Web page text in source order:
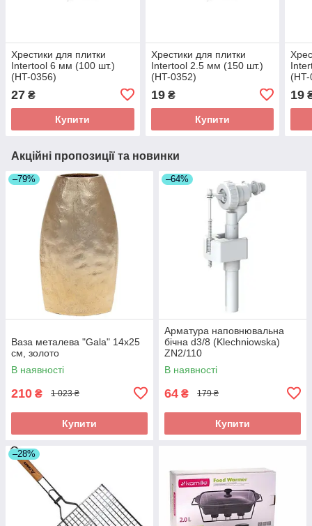
Хрестики для плитки
Intertool 6 мм (100 шт.)
(HT-0356)
27 ₴
Купити
Хрестики для плитки
Intertool 2.5 мм (150 шт.)
(HT-0352)
19₴
Купити
19
Акційні пропозиції та новинки
–79%
Ваза металева "Gala" 14x25
см, золото
В наявності
210 ₴ 1 023 ₴
Купити
–64%
Арматура наповнювальна
бічна d3/8 (Klechniowska)
ZN2/110
В наявності
64 ₴ 179 ₴
Купити
–28%